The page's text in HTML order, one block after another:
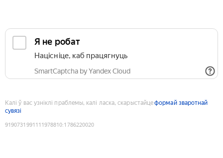
Я не робат
Націсніце, каб працягнуць
SmartCaptcha by Yandex Cloud
Калі ў вас узніклі праблемы, калі ласка, скарыстайцеформай зваротнай
сувязі
9190731991111978810:1786220020